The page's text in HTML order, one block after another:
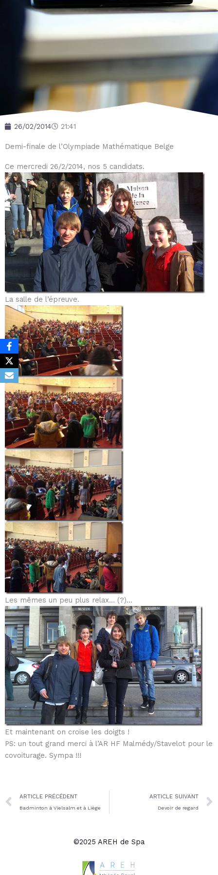
26/02/2014 21:41
Demi-finale de l’Olympiade Mathématique Belge
Ce mercredi 26/2/2014, nos 5 candidats.
La salle de l’épreuve.
Les mêmes un peu plus relax… (?)…
Et maintenant on croise les doigts !
PS: un tout grand merci à l’AR HF Malmédy/Stavelot pour le
covoiturage. Sympa !!!
Prev
ARTICLE PRÉCÉDENT
Badminton à Vielsalm et à Liège
ARTICLE SUIVANT
Devoir de regard
©2025 AREH de Spa